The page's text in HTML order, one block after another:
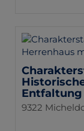
Entfaltung
9322